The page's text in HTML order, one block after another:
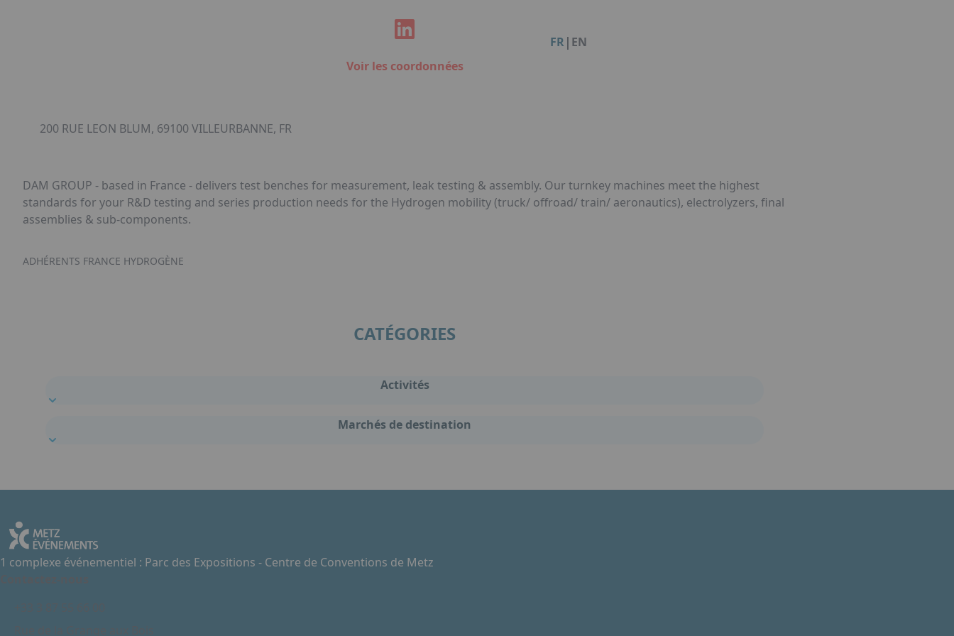
Qui sommes-nous ?
Accéder au complexe
Politique RSE
FR | EN
Voir les coordonnées
200 RUE LEON BLUM, 69100 VILLEURBANNE, FR
DAM GROUP - based in France - delivers test benches for measurement, leak testing & assembly. Our turnkey machines meet the highest
standards for your R&D testing and series production needs for the Hydrogen mobility (truck/ offroad/ train/ aeronautics), electrolyzers, final
assemblies & sub-components.
ADHÉRENTS FRANCE HYDROGÈNE
CATÉGORIES
Activités
Marchés de destination
1 complexe événementiel : Parc des Expositions - Centre de Conventions de Metz